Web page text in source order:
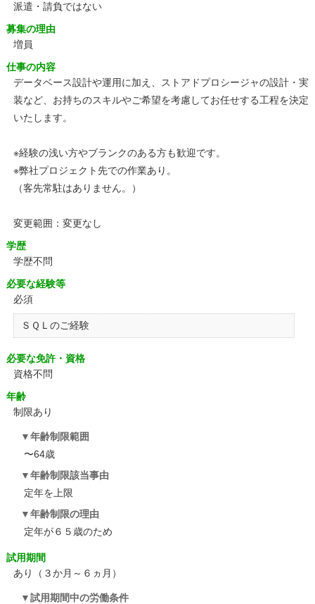
派遣・請負ではない
募集の理由
増員
仕事の内容
データベース設計や運用に加え、ストアドプロシージャの設計・実
装など、お持ちのスキルやご希望を考慮してお任せする工程を決定
いたします。
※経験の浅い方やブランクのある方も歓迎です。
※弊社プロジェクト先での作業あり。
（客先常駐はありません。）
変更範囲：変更なし
学歴
学歴不問
必要な経験等
必須
ＳＱＬのご経験
必要な免許・資格
資格不問
年齢
制限あり
年齢制限範囲
〜64歳
年齢制限該当事由
定年を上限
年齢制限の理由
定年が６５歳のため
試用期間
あり（３か月～６ヵ月）
試用期間中の労働条件